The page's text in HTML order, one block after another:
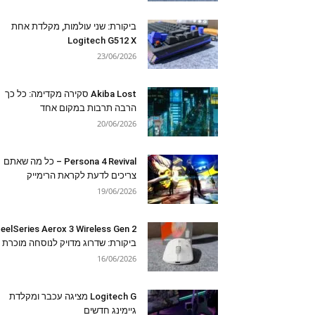
ביקורת: שני עולמות, מקלדת אחת
Logitech G512 X
23/06/2026
Akiba Lost סקירה מקדימה: כל כך
הרבה תרבות במקום אחד
20/06/2026
Persona 4 Revival – כל מה שאתם
צריכים לדעת לקראת הרימייק
19/06/2026
Aerox 3 Wireless Gen 2
ביקורת: שדרוג מדויק לנוסחה מוכרת
16/06/2026
Logitech G מציגה עכבר ומקלדת
גיימינג חדשים